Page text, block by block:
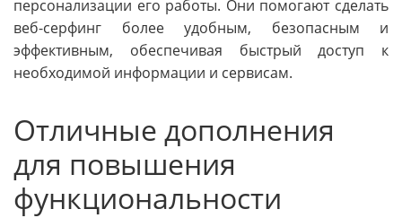
персонализации его работы. Они помогают сделать
веб-серфинг более удобным, безопасным и
эффективным, обеспечивая быстрый доступ к
необходимой информации и сервисам.
Отличные дополнения
для повышения
функциональности